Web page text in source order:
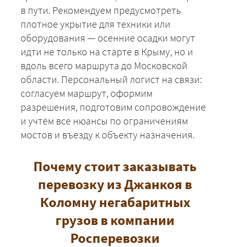
в пути. Рекомендуем предусмотреть
плотное укрытие для техники или
оборудования — осенние осадки могут
идти не только на старте в Крыму, но и
вдоль всего маршрута до Московской
области. Персональный логист на связи:
согласуем маршрут, оформим
разрешения, подготовим сопровождение
и учтём все нюансы по ограничениям
мостов и въезду к объекту назначения.
Почему стоит заказывать
перевозку из Джанкоя в
Коломну негабаритных
грузов в компании
Росперевозки
ЗАКАЗАТЬ